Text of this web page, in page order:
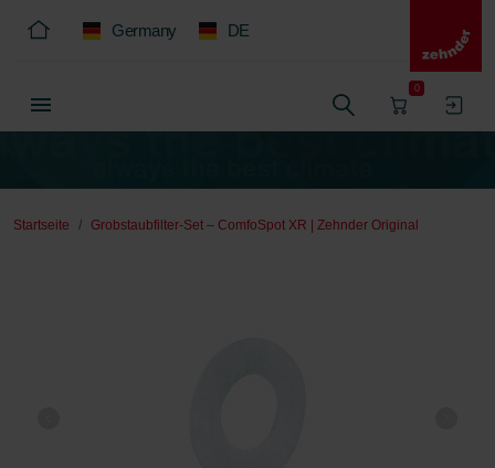
Germany DE
0
Startseite Grobstaubfilter-Set – ComfoSpot XR | Zehnder Original